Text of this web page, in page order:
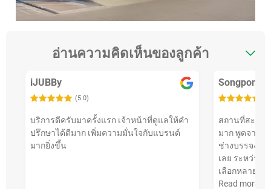
อ่านความคิดเห็นของลูกค้า
iJUBBy
(5.0)
บริการดีครับมาครั้งแรก เจ้าหน้าที่ดูแลให้คำ
ปรึกษาได้ดีมาก เพิ่มความมั่นใจกับแบรนด์
มากยิ่งขึ้น
Songpon
สถานที่สะอา
มาก พูดจาไพ
ช่างบรรจงติด
เลย ระหว่าง
เลือกหลายร้า
Read more